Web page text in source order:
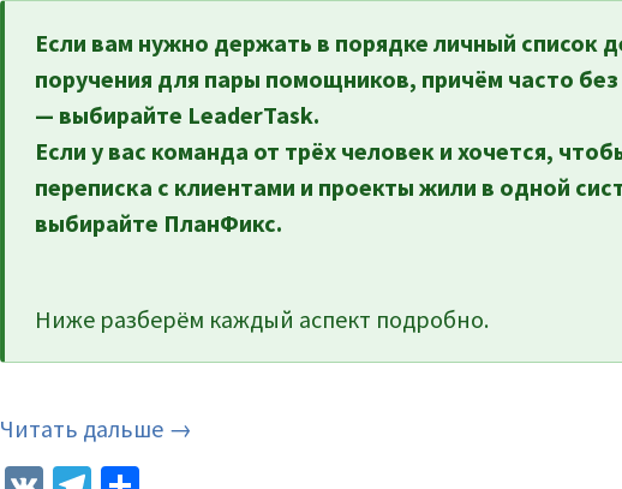
Если вам нужно держать в порядке личный список
поручения для пары помощников, причём часто
— выбирайте LeaderTask.
Если у вас команда от трёх человек и хочется,
переписка с клиентами и проекты жили в одной
выбирайте ПланФикс.
Ниже разберём каждый аспект подробно.
Читать дальше →